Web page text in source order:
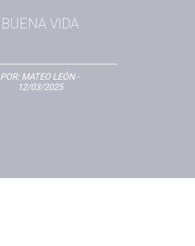
BUENA VIDA
POR: MATEO LEÓN-
12/03/2025